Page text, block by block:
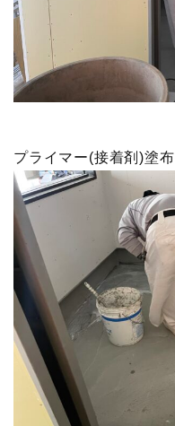
プライマー(接着剤)塗布